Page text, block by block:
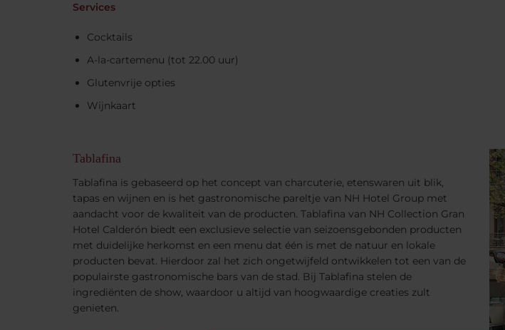
Services
Cocktails
A-la-cartemenu (tot 22.00 uur)
Glutenvrije opties
Wijnkaart
Tablafina
Tablafina is gebaseerd op het concept van charcuterie, etenswaren uit blik,
tapas en wijnen en is het gastronomische pareltje van NH Hotel Group met
aandacht voor de kwaliteit van de producten. Tablafina van NH Collection Gran
Hotel Calderón biedt een exclusieve selectie van seizoensgebonden producten
met duidelijke herkomst en een menu dat één is met de natuur en lokale
producten bevat. Hierdoor zal het zich ongetwijfeld ontwikkelen tot een van de
populairste gastronomische bars van de stad. Bij Tablafina stelen de
ingrediënten de show, waardoor u altijd van hoogwaardige creaties zult
genieten.